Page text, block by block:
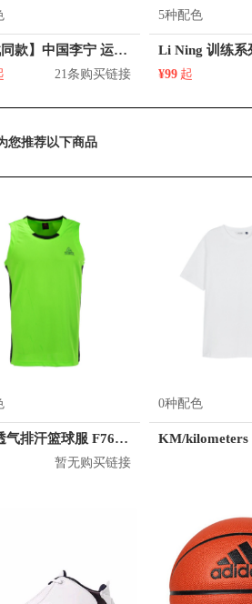
【肖战同款】中国李宁 运动篮球系列印花圆领短袖T恤 AHSR909
21条购买链接
5种配色
¥99 起
您推荐以下商品
Peak 透气排汗篮球服 F762101
暂无购买链接
0种配色